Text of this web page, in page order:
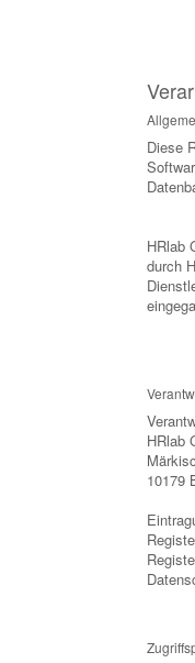
Diese
HRlab
durch
HRlab
10179